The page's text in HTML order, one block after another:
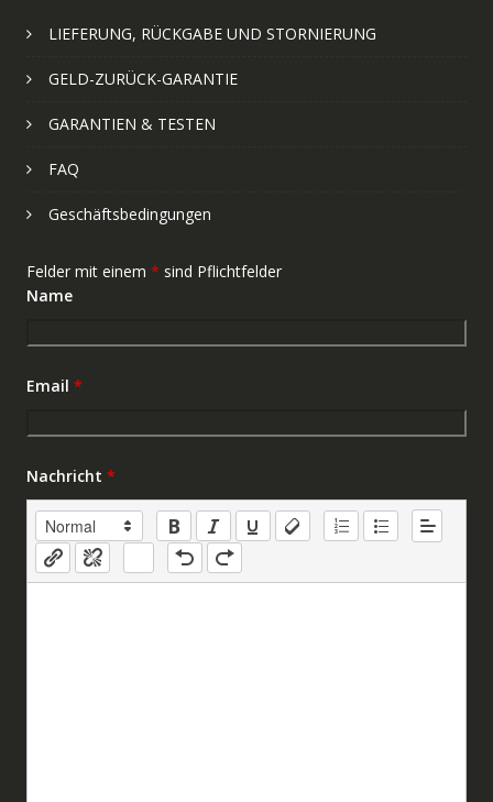
LIEFERUNG, RÜCKGABE UND STORNIERUNG
GELD-ZURÜCK-GARANTIE
GARANTIEN & TESTEN
FAQ
Geschäftsbedingungen
Felder mit einem * sind Pflichtfelder
Name
Email *
Nachricht *